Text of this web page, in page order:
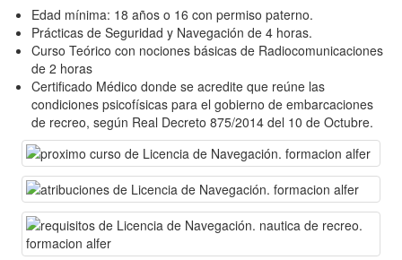
Edad mínima: 18 años o 16 con permiso paterno.
Prácticas de Seguridad y Navegación de 4 horas.
Curso Teórico con nociones básicas de Radiocomunicaciones
de 2 horas
Certificado Médico donde se acredite que reúne las
condiciones psicofísicas para el gobierno de embarcaciones
de recreo, según Real Decreto 875/2014 del 10 de Octubre.